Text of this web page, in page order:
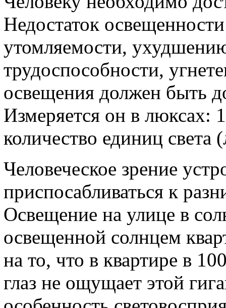
Недостаток
утомляемости,
трудоспособности,
освещения должен быть
Измеряется он в люксах:
количество единиц
Человеческое зрение
приспосабливаться к
Освещение на улице в
освещенной солнцем
на то, что в квартире в
глаз не ощущает этой